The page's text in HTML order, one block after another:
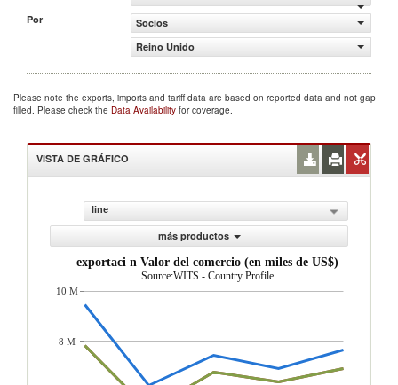
Por
Socios
Reino Unido
Please note the exports, imports and tariff data are based on reported data and not gap
filled. Please check the Data Availability for coverage.
VISTA DE GRÁFICO
line
más productos
exportaci n Valor del comercio (en miles de US$)
Source:WITS - Country Profile
10 M
8 M